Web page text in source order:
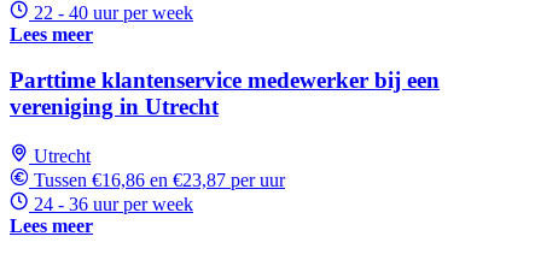
22 - 40 uur per week
Lees meer
Parttime klantenservice medewerker bij een
vereniging in Utrecht
Utrecht
Tussen €16,86 en €23,87 per uur
24 - 36 uur per week
Lees meer